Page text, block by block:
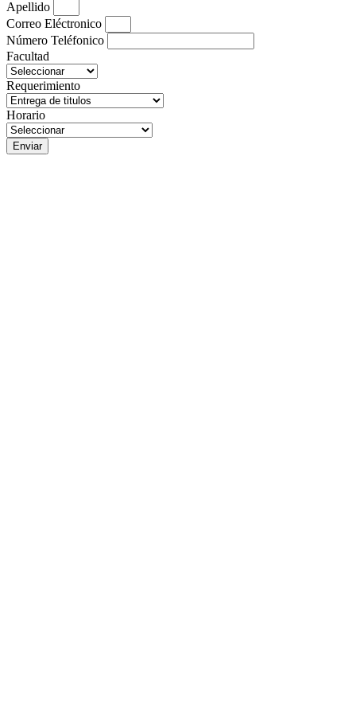
Apellido
Correo Eléctronico
Número Teléfonico
Facultad
Requerimiento
Horario
Enviar